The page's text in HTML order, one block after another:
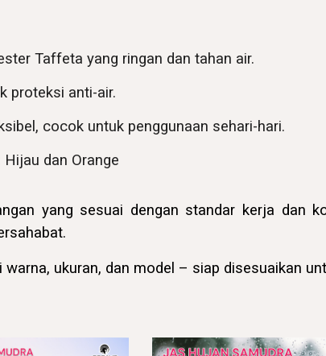
Taffeta yang ringan dan tahan air.
proteksi anti-air.
cocok untuk penggunaan sehari-hari.
dan Orange
yang sesuai dengan standar kerja dan
warna, ukuran, dan model – siap disesuaikan